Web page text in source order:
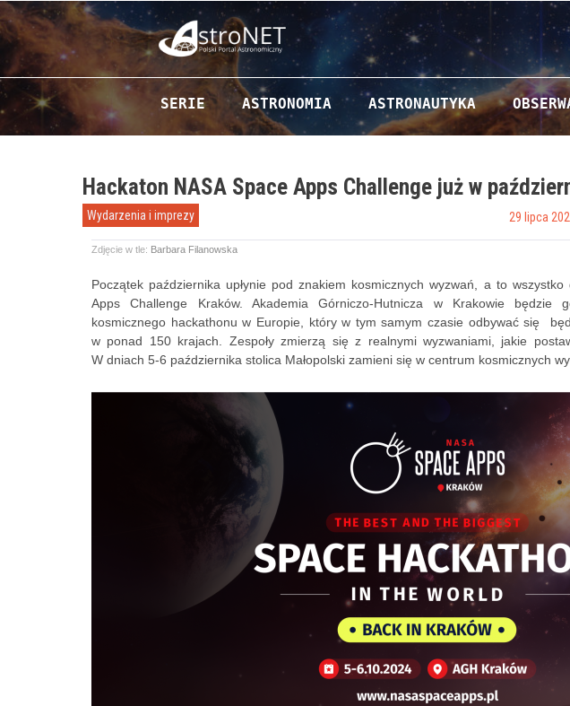
Przejdź do zawartości
SERIE ASTRONOMIA ASTRONAUTYKA
Hackaton NASA Space Apps Challenge już w
Wydarzenia i imprezy Posted on
29 lipca
Zdjęcie w tle: Barbara Filanowska
Początek października upłynie pod znakiem kosmicznych wyzwań, a to wszystko
Apps Challenge Kraków. Akademia Górniczo-Hutnicza w Krakowie będzie
kosmicznego hackathonu w Europie, który w tym samym czasie odbywać się
w ponad 150 krajach. Zespoły zmierzą się z realnymi wyzwaniami, jakie
W dniach 5-6 października stolica Małopolski zamieni się w centrum kosmicznych